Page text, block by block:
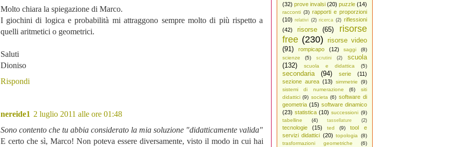
(32) prove invalsi (20) puzzle (14)
racconti (3) rapporti e proporzioni
(10) relativi (2) ricerca (2) riflessioni
(42)
risorse (65)
risorse
free (230) risorse video
(91)
rompicapo (12) saggi
(8)
scienze
(5) scrutini (2)
scuola
(132)
scuola e didattica (5)
secondaria (94) serie
(11)
sezione aurea (13) simmetrie
(9)
sistemi di numerazione
(6)
siti
didattici (9) societa (6) software di
geometria (15) software dinamico
(23) statistica (10) successioni (9)
tabelline
(4) tassellature (2)
tecnologie (15) ted (9)
tool e
servizi didattici (20) topologia
(8)
trasformazioni geometriche
(6)
Molto chiara la spiegazione di Marco.
I giochini di logica e probabilità mi attraggono sempre molto di più rispetto a
quelli aritmetici o geometrici.
Saluti
Dioniso
Rispondi
nereide1 2 luglio 2011 alle ore 01:48
Sono contento che tu abbia considerato la mia soluzione "didatticamente valida"
E certo che sì, Marco! Non poteva essere diversamente, visto il modo in cui hai